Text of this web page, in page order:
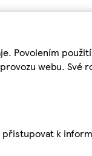
Povolením
webu. Své
k